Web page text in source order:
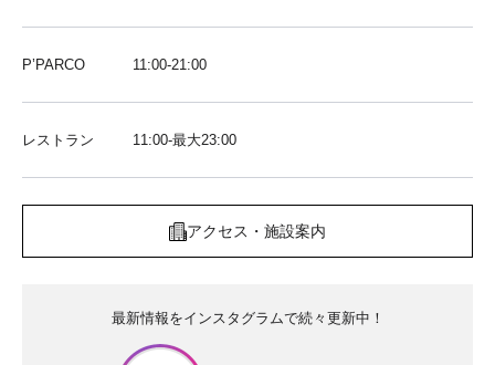
P’PARCO 11:00-21:00
レストラン 11:00-最大23:00
アクセス・施設案内
最新情報をインスタグラムで続々更新中！